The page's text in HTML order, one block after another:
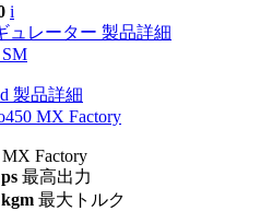
i
ュレーター 製品詳細
SM
製品詳細
MX Factory
MX Factory
最高出力
最大トルク